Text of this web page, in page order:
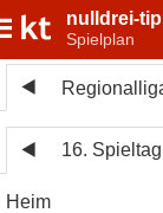
nulldrei-
Spielplan
16. Spieltag
Heim